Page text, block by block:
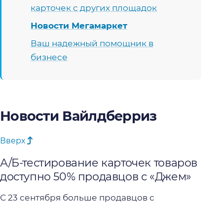
карточек с других площадок
Новости Мегамаркет
Ваш надежный помощник в
бизнесе
Новости Вайлдберриз
Вверх
А/Б-тестирование карточек товаров
доступно 50% продавцов с «Джем»
С 23 сентября больше продавцов с